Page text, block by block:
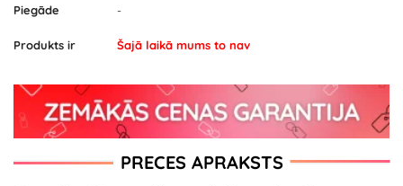
Piegāde -
Produkts ir Šajā laikā mums to nav
PRECES APRAKSTS